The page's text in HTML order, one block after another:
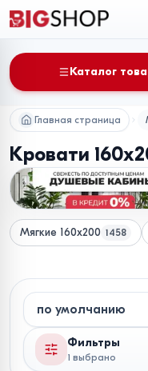
Каталог
Главная страница
Кровати
Мягкие 160x200 1458
Фильтры
1 выбрано